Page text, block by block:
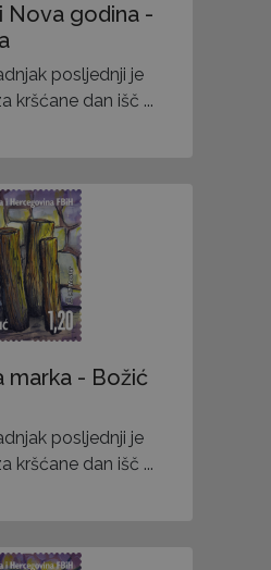
Nova godina -
posljednji je
kršćane dan išč ...
marka - Božić
posljednji je
kršćane dan išč ...